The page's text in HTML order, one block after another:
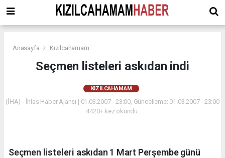
Anasayfa Kızılcahamam
Seçmen listeleri askıdan indi
KIZILCAHAMAM
(İHA) - İhlas Haber Ajansı | 01.03.2007 - 23:00, Güncelleme: 01.03.2007 - 23:00
4420+ kez okundu.
Seçmen listeleri askıdan 1 Mart Perşembe günü